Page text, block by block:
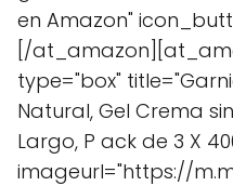
en Amazon"
[/
type="box"
Natural, Gel Crema
Largo, P ack de 3 X
imageurl="https://